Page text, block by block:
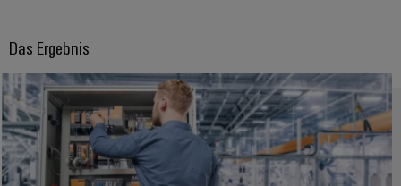
Praxisnahe
Verbindungen für
Ihre Industrie.
Unsere Neuheiten
im Bereich
Industrial
Connectivity.
Das Ergebnis